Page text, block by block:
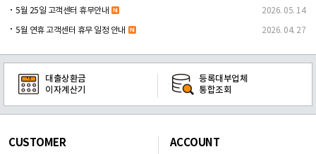
5월 25일 고객센터 휴무안내 2026. 05. 14
5월 연휴 고객센터 휴무 일정 안내 2026. 04. 27
대출상환금
이자계산기
등록대부업체
통합조회
CUSTOMER ACCOUNT